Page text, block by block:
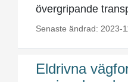
övergripande
Senaste ändrad: 2023-
Eldrivna